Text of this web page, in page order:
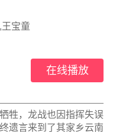
宝童
在线播放
牲，龙战也因指挥失误
遗言来到了其家乡云南